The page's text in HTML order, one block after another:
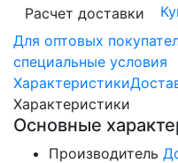
Расчет доставки
Для оптовых
специальные условия
Характеристики
Характеристики
Основные
Производитель